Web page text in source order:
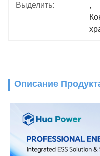
Выделить:
,
Описание